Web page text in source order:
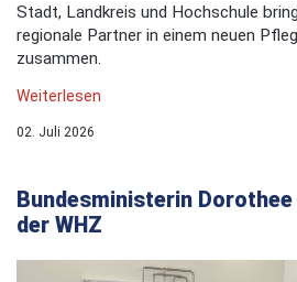
Stadt, Landkreis und Hochschule
regionale Partner in einem neuen
zusammen.
Weiterlesen
02. Juli 2026
Bundesministerin
der WHZ